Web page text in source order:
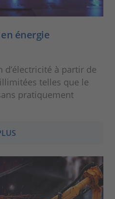
énergie
à partir de
telles que le
pratiquement